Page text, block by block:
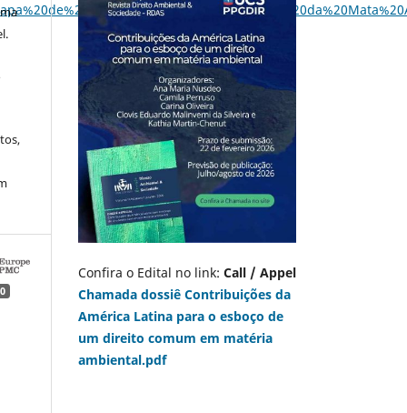
0
Confira o Edital no link: Call / Appel
Chamada dossiê Contribuições da
América Latina para o esboço de
um direito comum em matéria
ambiental.pdf